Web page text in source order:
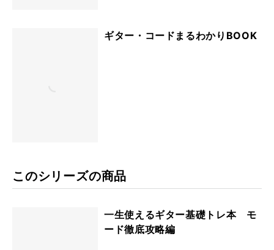
ギター・コードまるわかりBOOK
このシリーズの商品
一生使えるギター基礎トレ本 モ
ード徹底攻略編